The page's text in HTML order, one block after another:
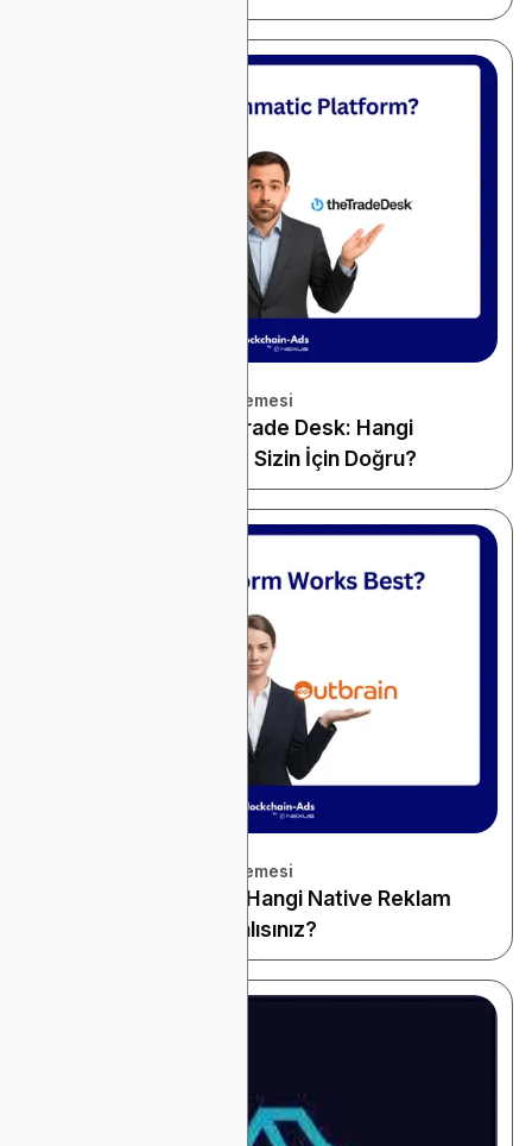
Platform ve Araçlar İncelemesi
StackAdapt vs The Trade Desk: Hangi
Programatik Platform Sizin İçin Doğru?
Platform ve Araçlar İncelemesi
Taboola vs Outbrain: Hangi Native Reklam
Platformunu Kullanmalısınız?